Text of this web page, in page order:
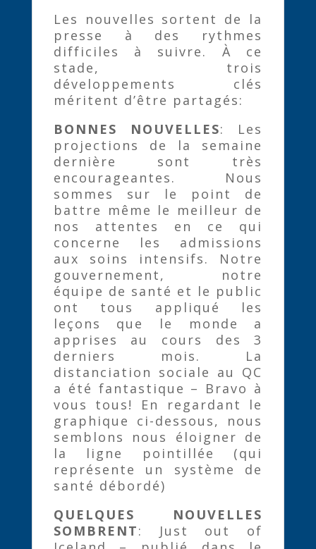
Les nouvelles sortent de la
presse à des rythmes
difficiles à suivre. À ce
stade, trois
développements clés
méritent d’être partagés:
BONNES NOUVELLES: Les
projections de la semaine
dernière sont très
encourageantes. Nous
sommes sur le point de
battre même le meilleur de
nos attentes en ce qui
concerne les admissions
aux soins intensifs. Notre
gouvernement, notre
équipe de santé et le public
ont tous appliqué les
leçons que le monde a
apprises au cours des 3
derniers mois. La
distanciation sociale au QC
a été fantastique – Bravo à
vous tous! En regardant le
graphique ci-dessous, nous
semblons nous éloigner de
la ligne pointillée (qui
représente un système de
santé débordé)
QUELQUES NOUVELLES
SOMBRENT: Just out of